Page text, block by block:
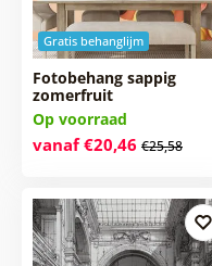
Gratis behanglijm
Fotobehang sappig
zomerfruit
Op voorraad
vanaf €20,46 €25,58